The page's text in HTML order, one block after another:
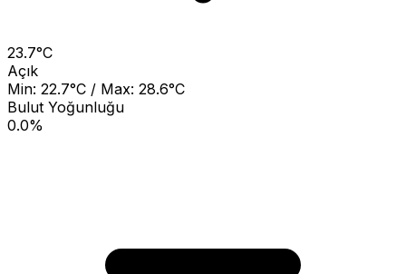
23.7°C
Açık
Min: 22.7°C / Max: 28.6°C
Bulut Yoğunluğu
0.0%